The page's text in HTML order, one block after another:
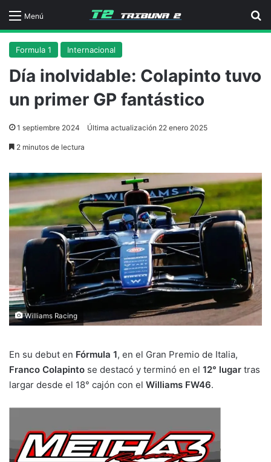
Menú
Formula 1 Internacional
Día inolvidable: Colapinto tuvo
un primer GP fantástico
1 septiembre 2024 Última actualización 22 enero 2025
2 minutos de lectura
Williams Racing
En su debut en Fórmula 1, en el Gran Premio de Italia,
Franco Colapinto se destacó y terminó en el 12° lugar tras
largar desde el 18° cajón con el Williams FW46.